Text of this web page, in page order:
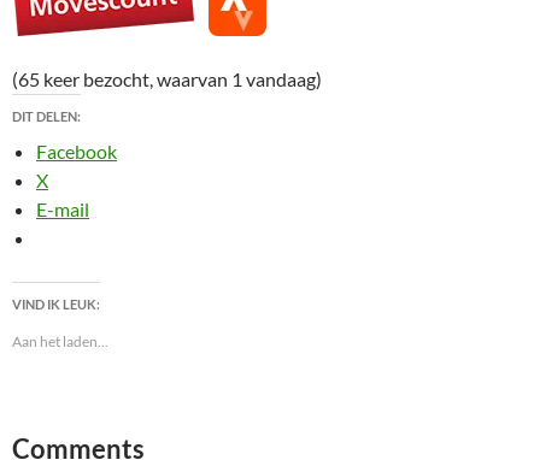
(65 keer bezocht, waarvan 1 vandaag)
DIT DELEN:
Facebook
X
E-mail
VIND IK LEUK:
Aan het laden...
Comments